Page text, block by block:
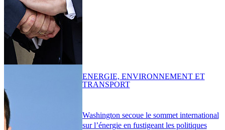
Washington secoue le sommet international
sur l’énergie en fustigeant les politiques
ENERGIE, ENVIRONNEMENT ET
TRANSPORT